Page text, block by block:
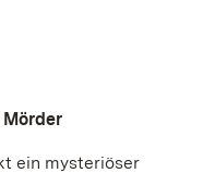
ein mysteriöser